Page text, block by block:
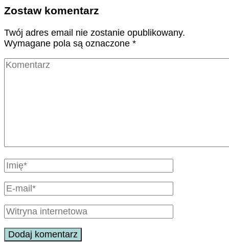
Zostaw komentarz
Twój adres email nie zostanie opublikowany.
Wymagane pola są oznaczone *